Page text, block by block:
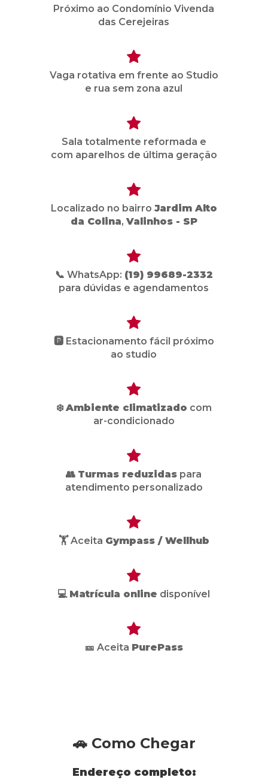
Próximo ao Condomínio Vivenda
das Cerejeiras
Vaga rotativa em frente ao Studio
e rua sem zona azul
Sala totalmente reformada e
com aparelhos de última geração
Localizado no bairro Jardim Alto
da Colina, Valinhos - SP
📞 WhatsApp: (19) 99689-2332
para dúvidas e agendamentos
🅿️ Estacionamento fácil próximo
ao studio
❄️Ambiente climatizado com
ar-condicionado
👥 Turmas reduzidas para
atendimento personalizado
🏋️ Aceita Gympass / Wellhub
💻 Matrícula online disponível
🎫 Aceita PurePass
🚗 Como Chegar
Endereço completo: